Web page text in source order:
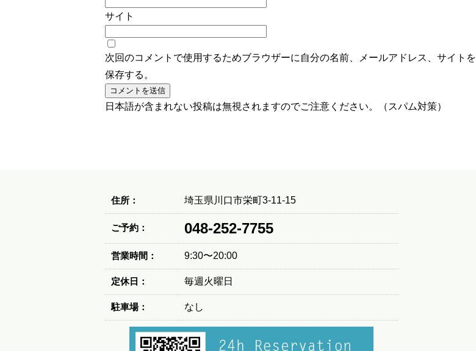
サイト
次回のコメントで使用するためブラウザーに自分の名前、メールアドレス、サイトを
保存する。
日本語が含まれない投稿は無視されますのでご注意ください。（スパム対策）
住所： 埼玉県川口市栄町3-11-15
ご予約： 048-252-7755
営業時間： 9:30〜20:00
定休日： 毎週火曜日
駐車場： なし